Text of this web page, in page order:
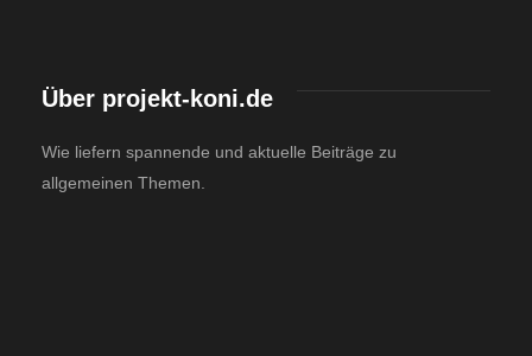
Über projekt-koni.de
Wie liefern spannende und aktuelle Beiträge zu
allgemeinen Themen.